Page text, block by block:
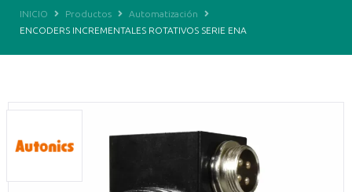
INICIO Productos
Automatización
ENCODERS INCREMENTALES ROTATIVOS SERIE ENA